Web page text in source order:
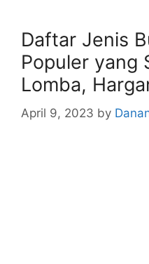
Daftar Jenis
Populer yang
Lomba,
April 9, 2023 by